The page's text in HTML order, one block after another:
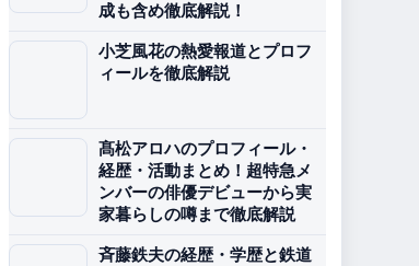
成も含め徹底解説！
小芝風花の熱愛報道とプロフ
ィールを徹底解説
髙松アロハのプロフィール・
経歴・活動まとめ！超特急メ
ンバーの俳優デビューから実
家暮らしの噂まで徹底解説
斉藤鉄夫の経歴・学歴と鉄道